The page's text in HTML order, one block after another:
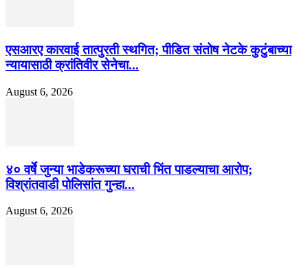
एसआरए कारवाई तात्पुरती स्थगित; पीडित संतोष नेटके कुटुंबाच्या
न्यायासाठी क्रांतिवीर सेनेचा...
August 6, 2026
४० वर्षे जुन्या भाडेकरूच्या घराची भिंत पाडल्याचा आरोप;
विश्रांतवाडी पोलिसांत गुन्हा...
August 6, 2026